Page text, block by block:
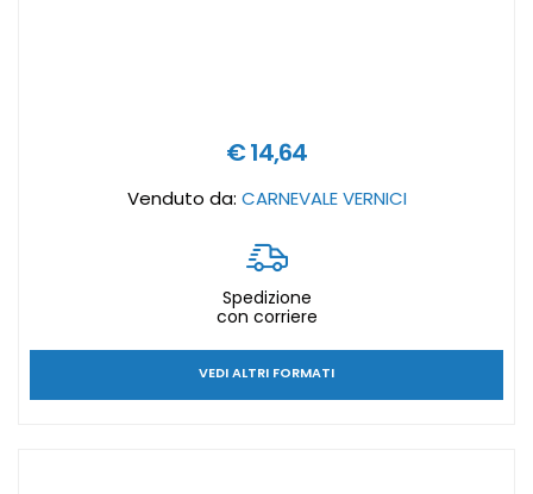
€ 14,64
Venduto da: CARNEVALE VERNICI
Spedizione
con corriere
VEDI ALTRI FORMATI